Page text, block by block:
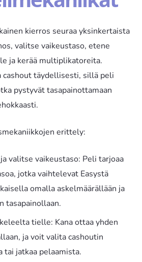
kierros seuraa yksinkertaista
valitse vaikeustaso, etene
ja kerää multiplikatoreita.
cashout täydellisesti, sillä peli
pystyvät tasapainottamaan
erittely:
valitse vaikeustaso: Peli tarjoaa
jotka vaihtelevat Easystä
omalla askelmäärällään ja
tasapainollaan.
tielle: Kana ottaa yhden
ja voit valita cashoutin
tai jatkaa pelaamista.